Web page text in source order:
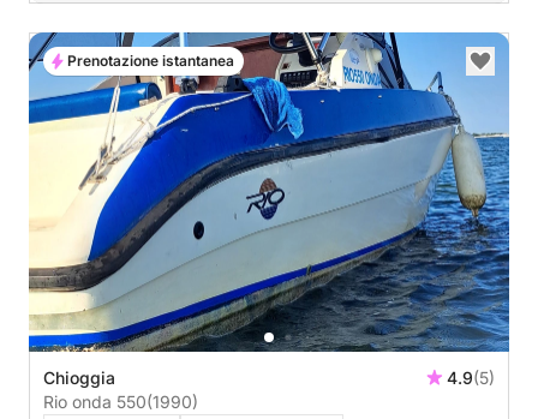
Chioggia 4.9(5)
Rio onda 550(1990)
Prenotazione istantanea